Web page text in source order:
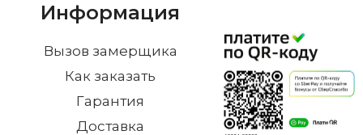
Информация
Вызов замерщика
Как заказать
Гарантия
Доставка